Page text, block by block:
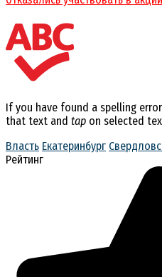
If you have found a spelling
that text and tap on selected
Власть Екатеринбург
Рейтинг